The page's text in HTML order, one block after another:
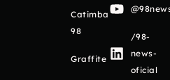
Catimba
98
Graffite
/98-
news-
oficial